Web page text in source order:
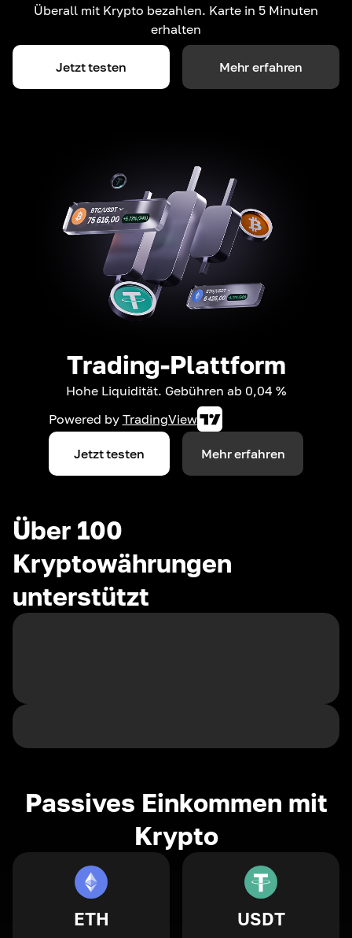
Überall mit Krypto bezahlen. Karte in 5 Minuten
erhalten
Jetzt testen Mehr erfahren
Trading-Plattform
Hohe Liquidität. Gebühren ab 0,04 %
Powered by TradingView
Jetzt testen Mehr erfahren
Über 100
Kryptowährungen
unterstützt
Passives Einkommen mit
Krypto
ETH USDT